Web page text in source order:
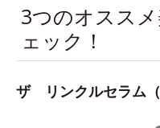
3つのオスス
ェック！
ザ リンクルセラム（